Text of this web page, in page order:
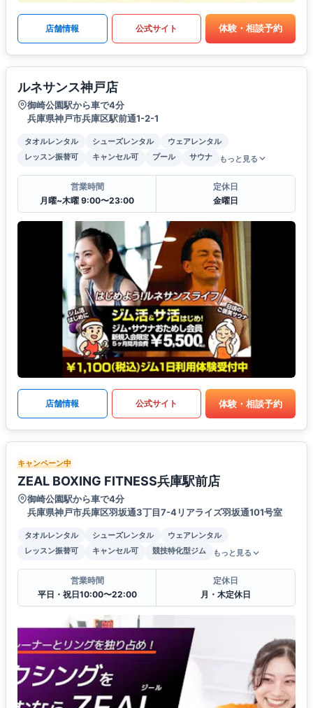
店舗情報 公式サイト 体験・相談予約
ルネサンス神戸店
御崎公園駅から車で4分
兵庫県神戸市兵庫区駅前通1-2-1
タオルレンタル シューズレンタル
ウェアレンタル
レッスン振替可
キャンセル可 プール サウナ もっと見る
営業時間
月曜~木曜 9:00〜23:00
定休日
金曜日
店舗情報 公式サイト 体験・相談予約
キャンペーン中
ZEAL BOXING FITNESS兵庫駅前店
御崎公園駅から車で4分
兵庫県神戸市兵庫区羽坂通3丁目7-4リアライズ羽坂通101号室
タオルレンタル シューズレンタル
ウェアレンタル
レッスン振替可
キャンセル可 競技特化型ジム もっと見る
営業時間
平日・祝日10:00〜22:00
定休日
月・木定休日